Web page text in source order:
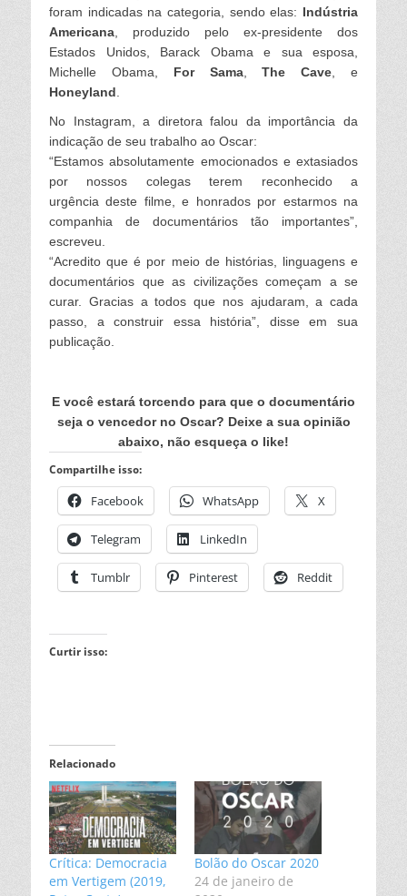
foram indicadas na categoria, sendo elas: Indústria
Americana , produzido pelo ex-presidente dos
Estados Unidos, Barack Obama e sua esposa,
Michelle Obama, For Sama,The Cave , e
Honeyland
No Instagram, a diretora falou da importância da
indicação de seu trabalho ao Oscar:
“Estamos absolutamente emocionados e extasiados
por nossos colegas terem reconhecido a
urgênciadeste filme, e honrados por estarmos na
companhia de documentários tão importantes”,
escreveu.
“Acredito que é por meio de histórias, linguagens e
documentários que as civilizações começam a se
curar. Gracias a todos que nos ajudaram, a cada
passo, a construir essa história”, disse em sua
publicação.
E você estará torcendo para que o documentário
seja o vencedor no Oscar? Deixe a sua opinião
abaixo, não esqueça o like!
Compartilhe isso:
Facebook WhatsApp X
Telegram LinkedIn
Tumblr Pinterest Reddit
Curtir isso:
Relacionado
Crítica: Democracia
em Vertigem (2019,
Bolão do Oscar 2020
24 de janeiro de